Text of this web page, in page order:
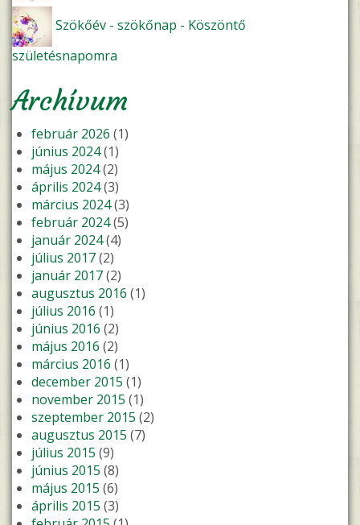
Szökőév - szökőnap - Köszöntő
születésnapomra
Archívum
február 2026 (1)
június 2024(1)
május 2024(2)
április 2024(3)
március 2024(3)
február 2024(5)
január 2024(4)
július 2017(2)
január 2017(2)
augusztus 2016 (1)
július 2016 (1)
június 2016 (2)
május 2016 (2)
március 2016 (1)
december 2015 (1)
november 2015 (1)
szeptember 2015 (2)
augusztus 2015 (7)
július 2015 (9)
június 2015 (8)
május 2015 (6)
április 2015 (3)